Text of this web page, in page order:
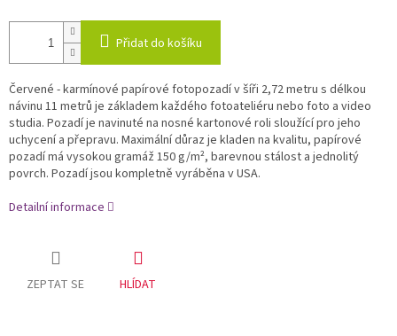
Přidat do košíku
Červené - karmínové papírové fotopozadí v šíři 2,72 metru s délkou
návinu 11 metrů je základem každého fotoateliéru nebo foto a video
studia. Pozadí je navinuté na nosné kartonové roli sloužící pro jeho
uchycení a přepravu. Maximální důraz je kladen na kvalitu, papírové
pozadí má vysokou gramáž 150 g/m², barevnou stálost a jednolitý
povrch. Pozadí jsou kompletně vyráběna v USA.
Detailní informace
ZEPTAT SE HLÍDAT